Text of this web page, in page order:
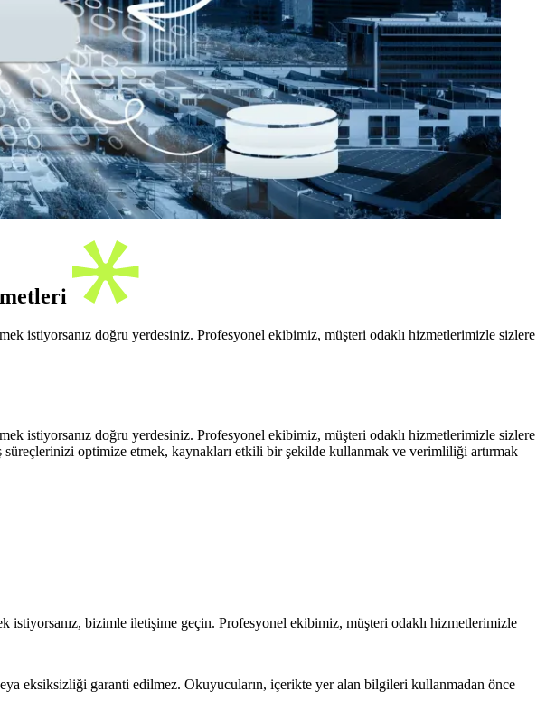
istiyorsanız doğru yerdesiniz. Profesyonel ekibimiz, müşteri odaklı hizmetlerimizle sizlere
istiyorsanız doğru yerdesiniz. Profesyonel ekibimiz, müşteri odaklı hizmetlerimizle sizlere
optimize etmek, kaynakları etkili bir şekilde kullanmak ve verimliliği artırmak
istiyorsanız, bizimle iletişime geçin. Profesyonel ekibimiz, müşteri odaklı hizmetlerimizle
eksiksizliği garanti edilmez. Okuyucuların, içerikte yer alan bilgileri kullanmadan önce